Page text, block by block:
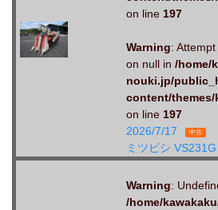
on line 197
Warning:
on null in /home/
nouki.jp/
content/
on line 197
2026/7/17
中古
ミツビシ
Warning:
/home/